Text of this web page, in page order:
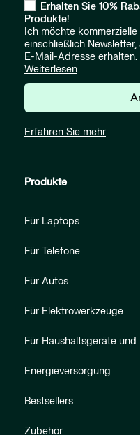
Erhalten Sie 10%
Produkte!
Ich möchte
einschließlich
E-Mail-Adresse erhalten.
Weiterlesen
Erfahren Sie mehr
Produkte
Für Laptops
Für Telefone
Für Autos
Für Elektrowerkzeuge
Für Haushaltsgeräte
Energieversorgung
Bestsellers
Zubehör